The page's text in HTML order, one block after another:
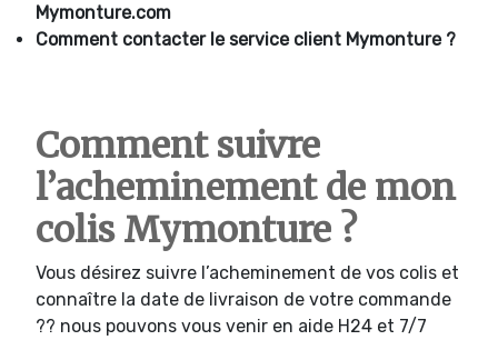
Mymonture.com
Comment contacter le service client Mymonture ?
Comment suivre
l’acheminement de mon
colis Mymonture ?
Vous désirez suivre l’acheminement de vos colis et
connaître la date de livraison de votre commande
?? nous pouvons vous venir en aide H24 et 7/7